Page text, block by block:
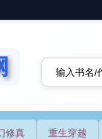
修真 重生穿越